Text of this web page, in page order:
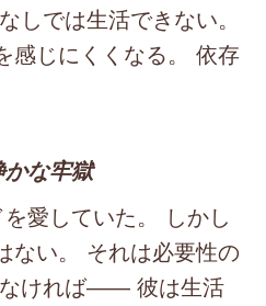
しでは生活できない。
感じにくくなる。 依存
な牢獄
愛していた。 しかし
ない。 それは必要性の
ければ―― 彼は生活